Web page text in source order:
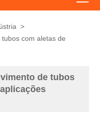
>
com aletas de
de tubos